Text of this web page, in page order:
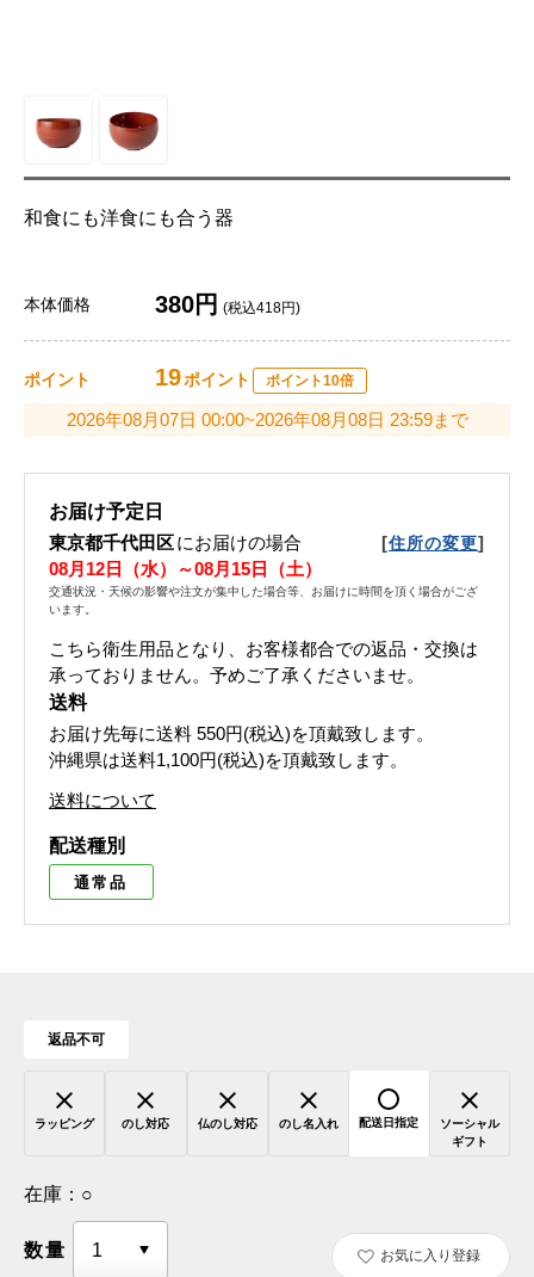
和食にも洋食にも合う器
本体価格 380円 (税込418円)
ポイント 19ポイント ポイント10倍
2026年08月07日 00:00~2026年08月08日 23:59まで
お届け予定日
東京都千代田区にお届けの場合 [住所の変更]
08月12日（水）～08月15日（土）
交通状況・天候の影響や注文が集中した場合等、お届けに時間を頂く場合がござ
います。
こちら衛生用品となり、お客様都合での返品・交換は
承っておりません。予めご了承くださいませ。
送料
お届け先毎に送料 550円(税込)を頂戴致します。
沖縄県は送料1,100円(税込)を頂戴致します。
送料について
配送種別
通常品
返品不可
ラッピング のし対応 仏のし対応 のし名入れ 配送日指定
ソーシャル
ギフト
在庫： ○
数量 お気に入り登録